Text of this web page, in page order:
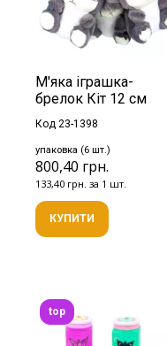
М'яка іграшка-
брелок Кіт 12 см
Код 23-1398
упаковка (6 шт.)
800,40 грн.
133,40 грн. за 1 шт.
КУПИТИ
top